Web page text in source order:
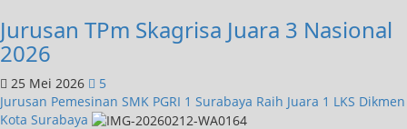
Jurusan TPm Skagrisa Juara 3 Nasional
2026
25 Mei 2026
5
Jurusan Pemesinan SMK PGRI 1 Surabaya Raih Juara 1 LKS Dikmen
Kota Surabaya